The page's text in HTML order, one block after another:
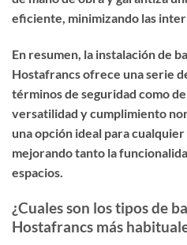
eficiente, minimizando las
En resumen, la instalación de
Hostafrancs ofrece una serie
términos de seguridad como
versatilidad y cumplimiento
una opción ideal para
mejorando tanto la
espacios.
¿Cuales son los tipos de
Hostafrancs más